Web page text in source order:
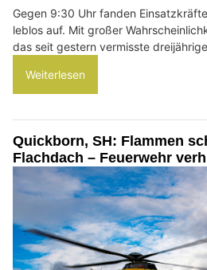
Gegen 9:30 Uhr fanden
leblos auf. Mit großer
das seit gestern vermisste
Weiterlesen
Quickborn, SH: Flammen
Flachdach – Feuerwehr